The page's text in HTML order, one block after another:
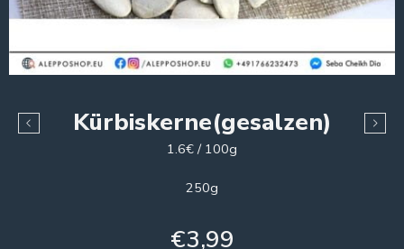
Kürbiskerne(gesalzen)
1.6€ / 100g
250g
€3,99